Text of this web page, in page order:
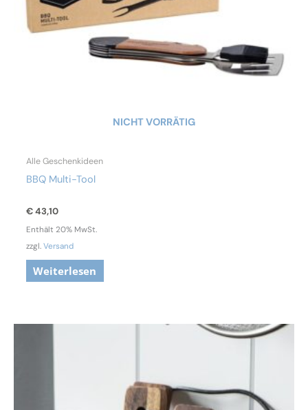
NICHT VORRÄTIG
Alle Geschenkideen
BBQ Multi-Tool
€43,10
Enthält 20% MwSt.
zzgl.Versand
Weiterlesen